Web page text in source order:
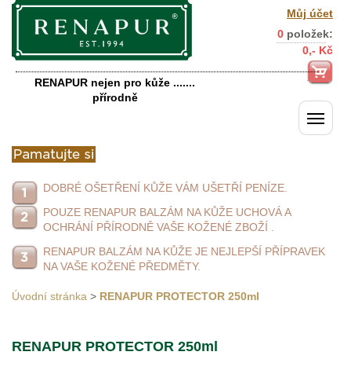
RENAPUR nejen pro kůže .......
přírodně
Můj účet
0 položek:
0,- Kč
DOBRÉ OŠETŘENÍ KŮŽE VÁM UŠETŘÍ PENÍZE.
POUZE RENAPUR BALZÁM NA KŮŽE UCHOVÁ A
OCHRÁNÍ PŘÍRODNĚ VAŠE KOŽENÉ ZBOŽÍ .
RENAPUR BALZÁM NA KŮŽE JE NEJLEPŠÍ PŘÍPRAVEK
NA VAŠE KOŽENÉ PŘEDMĚTY.
Úvodní stránka > RENAPUR PROTECTOR 250ml
RENAPUR PROTECTOR 250ml